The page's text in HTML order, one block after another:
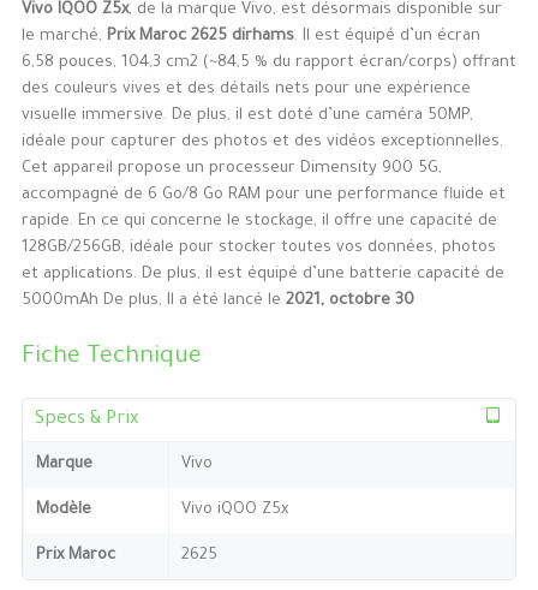
Vivo IQOO Z5x, de la marque Vivo, est désormais disponible sur
le marché, Prix Maroc 2625 dirhams. Il est équipé d’un écran
6,58 pouces, 104,3 cm2 (~84,5 % du rapport écran/corps) offrant
des couleurs vives et des détails nets pour une expérience
visuelle immersive. De plus, il est doté d’une caméra 50MP,
idéale pour capturer des photos et des vidéos exceptionnelles.
Cet appareil propose un processeur Dimensity 900 5G,
accompagné de 6 Go/8 Go RAM pour une performance fluide et
rapide. En ce qui concerne le stockage, il offre une capacité de
128GB/256GB, idéale pour stocker toutes vos données, photos
et applications. De plus, il est équipé d’une batterie capacité de
5000mAh De plus, Il a été lancé le 2021, octobre 30
Fiche Technique
Specs & Prix
Marque Vivo
Modèle Vivo iQOO Z5x
Prix Maroc 2625